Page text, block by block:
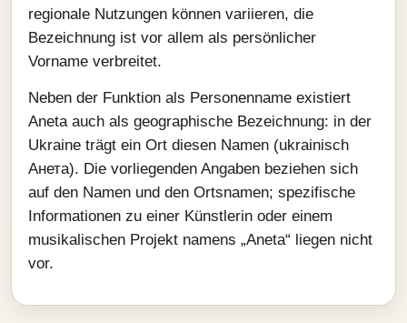
regionale Nutzungen können variieren, die
Bezeichnung ist vor allem als persönlicher
Vorname verbreitet.
Neben der Funktion als Personenname existiert
Aneta auch als geographische Bezeichnung: in der
Ukraine trägt ein Ort diesen Namen (ukrainisch
Анета). Die vorliegenden Angaben beziehen sich
auf den Namen und den Ortsnamen; spezifische
Informationen zu einer Künstlerin oder einem
musikalischen Projekt namens „Aneta“ liegen nicht
vor.